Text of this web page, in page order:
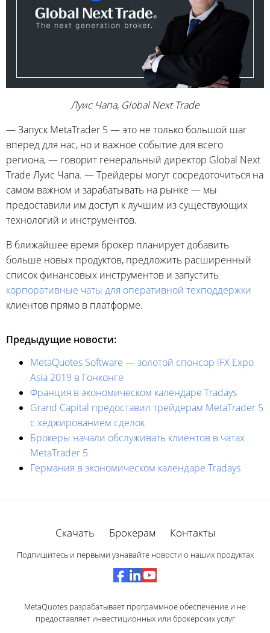
Луис Чапа, Global Next Trade
— Запуск MetaTrader 5 — это не только большой шаг
вперед для нас, но и важное событие для всего
региона, — говорит генеральный директор Global Next
Trade Луис Чапа. — Трейдеры могут сосредоточиться на
самом важном и зарабатывать на рынке — мы
предоставили им доступ к лучшим из существующих
технологий и инструментов.
В ближайшее время брокер планирует добавить
больше новых продуктов, предложить расширенный
список финансовых инструментов и запустить
корпоративные чаты для оперативной техподдержки
клиентов прямо в платформе.
Предыдущие новости:
MetaQuotes Software — золотой спонсор iFX Expo
Asia 2019 в Гонконге
Франция в экономическом календаре Tradays
Grand Capital предоставил трейдерам MetaTrader 5
с хеджированием сделок
Брокеры начали обслуживать клиентов в чатах
MetaTrader 5
Германия в экономическом календаре Tradays
Скачать Брокерам Контакты
Подпишитесь и первыми узнавайте новости о наших продуктах
MetaQuotes разрабатывает программное обеспечение и не
предоставляет инвестиционных или брокерских услуг